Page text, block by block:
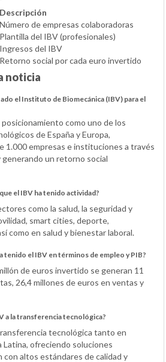
Descripción
Número de empresas colaboradoras
Plantilla del IBV (profesionales)
Ingresos del IBV
Retorno social por cada euro invertido
noticia
el Instituto de Biomecánica (IBV) para el
como uno de los
de España y Europa,
1.000 empresas e instituciones a través
un retorno social
el IBV ha tenido actividad?
como la salud, la seguridad y
smart cities, deporte,
como en salud y bienestar laboral.
tenido el IBV en términos de empleo y PIB?
de euros invertido se generan 11
26,4 millones de euros en ventas y
a la transferencia tecnológica?
tecnológica tanto en
Latina, ofreciendo soluciones
altos estándares de calidad y